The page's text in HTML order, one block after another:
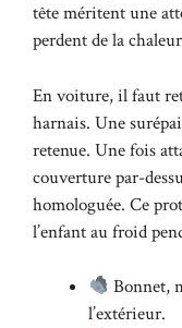
tête méritent une
perdent de la
En voiture, il faut
harnais. Une
retenue. Une fois
couverture par-
homologuée. Ce
l’enfant au froid
Bonnet,
l’extérieur.